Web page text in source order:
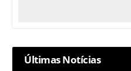
Últimas Notícias